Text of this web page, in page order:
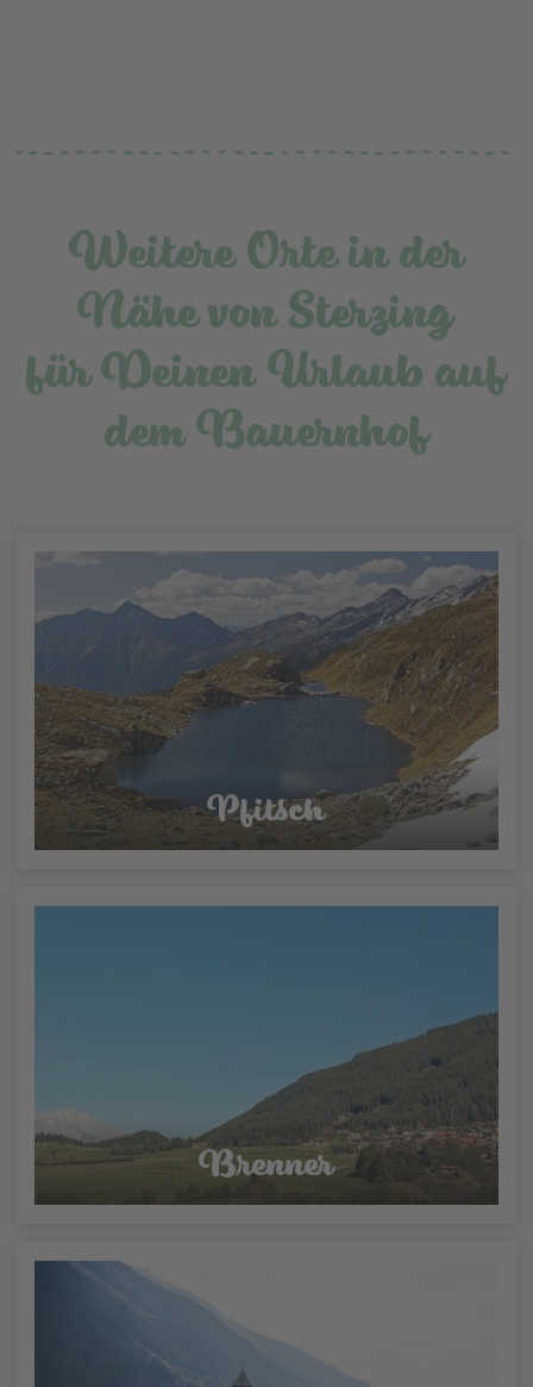
Weitere Orte in der
Nähe von Sterzing
für Deinen Urlaub auf
dem Bauernhof
Pfitsch
Brenner